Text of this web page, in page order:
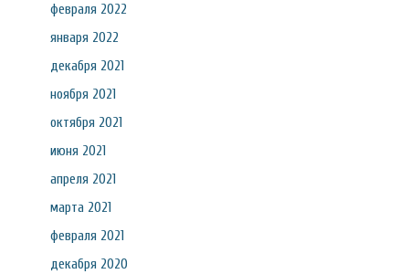
февраля 2022
января 2022
декабря 2021
ноября 2021
октября 2021
июня 2021
апреля 2021
марта 2021
февраля 2021
декабря 2020